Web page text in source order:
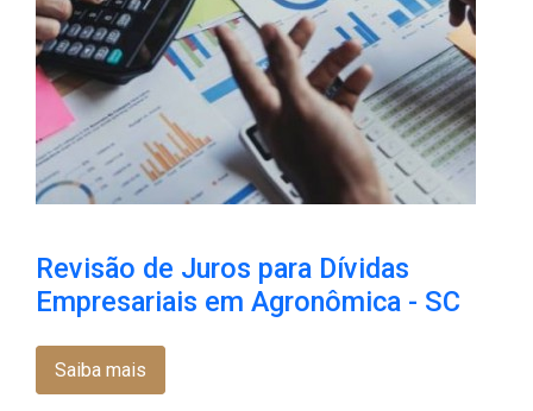
Revisão de Juros para Dívidas
Empresariais em Agronômica - SC
Saiba mais